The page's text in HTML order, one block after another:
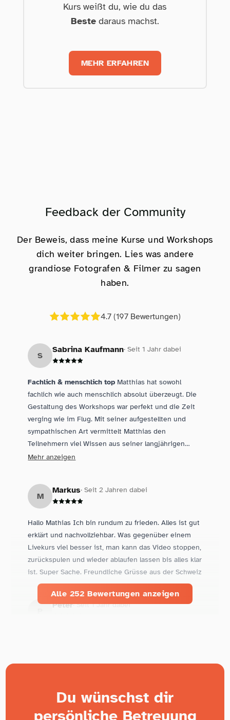
Kurs weißt du, wie du das
Bestedaraus machst.
MEHR ERFAHREN
Feedback der Community
Der Beweis, dass meine Kurse und Workshops
dich weiter bringen. Lies was andere
grandiose Fotografen & Filmer zu sagen
haben.
4.7 (197 Bewertungen)
Testimonials
S
Sabrina Kaufmann· Seit 1 Jahr dabei
Fachlich & menschlich top Matthias hat sowohl
fachlich wie auch menschlich absolut überzeugt. Die
Gestaltung des Workshops war perfekt und die Zeit
verging wie im Flug. Mit seiner aufgestellten und
sympathischen Art vermittelt Matthias den
Teilnehmern viel Wissen aus seiner langjährigen
Erfahrung. Auch der Austausch mit anderen
kann ihn jedem ans Herz legen, der mehr als nur
Blende, ISO und Zeit verstehen will.
Mehr anzeigen
M
Markus· Seit 2 Jahren dabei
Hallo Mathias Ich bin rundum zu frieden. Alles ist gut
erklärt und nachvollziehbar. Was gegenüber einem
Livekurs viel besser ist, man kann das Video stoppen,
zurückspulen und wieder ablaufen lassen bis alles klar
ist. Super Sache. Freundliche Grüsse aus der Schweiz
Peter· Seit 1 Jahr dabei
allgemeinen Teil zum Fotografieren - in Theorie und
inspirierend. Danke
Alle 252 Bewertungen anzeigen
Du wünschst dir
persönliche Betreuung